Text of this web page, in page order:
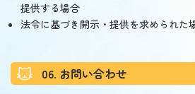
提供する場合
法令に基づき開示・提供を求められた
06. お問い合わせ